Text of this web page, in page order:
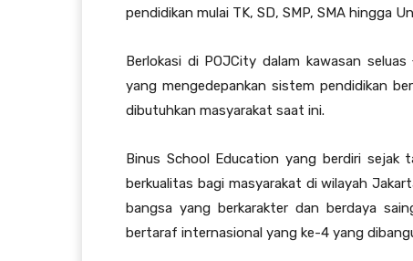
pendidikan mulai TK, SD, SMP, SMA hingga
Berlokasi di POJCity dalam kawasan
yang mengedepankan sistem pendidikan
dibutuhkan masyarakat saat ini.
Binus School Education yang berdiri sejak
berkualitas bagi masyarakat di wilayah
bangsa yang berkarakter dan berdaya
bertaraf internasional yang ke-4 yang